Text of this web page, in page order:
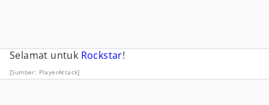
Selamat untuk Rockstar!
[Sumber: PlayerAttack]